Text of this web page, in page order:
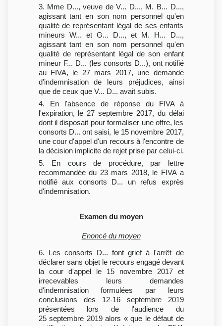
3. Mme D..., veuve de V... D..., M. B... D...,
agissant tant en son nom personnel qu'en
qualité de représentant légal de ses enfants
mineurs W... et G... D..., et M. H... D...,
agissant tant en son nom personnel qu'en
qualité de représentant légal de son enfant
mineur F... D... (les consorts D...), ont notifié
au FIVA, le 27 mars 2017, une demande
d'indemnisation de leurs préjudices, ainsi
que de ceux que V... D... avait subis.
4. En l'absence de réponse du FIVA à
l'expiration, le 27 septembre 2017, du délai
dont il disposait pour formaliser une offre, les
consorts D... ont saisi, le 15 novembre 2017,
une cour d'appel d'un recours à l'encontre de
la décision implicite de rejet prise par celui-ci.
5. En cours de procédure, par lettre
recommandée du 23 mars 2018, le FIVA a
notifié aux consorts D... un refus exprès
d'indemnisation.
Examen du moyen
Enoncé du moyen
6. Les consorts D... font grief à l'arrêt de
déclarer sans objet le recours engagé devant
la cour d'appel le 15 novembre 2017 et
irrecevables leurs demandes
d'indemnisation formulées par leurs
conclusions des 12-16 septembre 2019
présentées lors de l'audience du
25 septembre 2019 alors « que le défaut de